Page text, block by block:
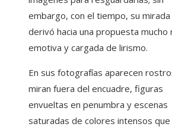
embargo, con el tiempo, su mirada
derivó hacia una propuesta mucho
emotiva y cargada de lirismo.
En sus fotografías aparecen
miran fuera del encuadre, figuras
envueltas en penumbra y escenas
saturadas de colores intensos que